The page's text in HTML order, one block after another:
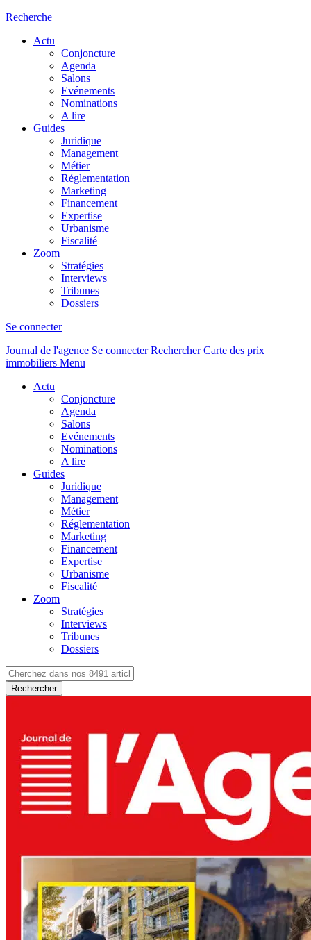
Recherche
Actu
Conjoncture
Agenda
Salons
Evénements
Nominations
A lire
Guides
Juridique
Management
Métier
Réglementation
Marketing
Financement
Expertise
Urbanisme
Fiscalité
Zoom
Stratégies
Interviews
Tribunes
Dossiers
Se connecter
Journal de l'agence Se connecterRechercher Carte des prix
immobiliers Menu
Actu
Conjoncture
Agenda
Salons
Evénements
Nominations
A lire
Guides
Juridique
Management
Métier
Réglementation
Marketing
Financement
Expertise
Urbanisme
Fiscalité
Zoom
Stratégies
Interviews
Tribunes
Dossiers
Rechercher